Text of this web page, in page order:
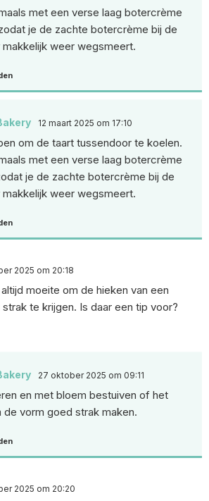
met een verse laag botercrème
je de zachte botercrème bij de
makkelijk weer wegsmeert.
12 maart 2025 om 17:10
om de taart tussendoor te koelen.
met een verse laag botercrème
je de zachte botercrème bij de
makkelijk weer wegsmeert.
2025 om 20:18
moeite om de hieken van een
te krijgen. Is daar een tip voor?
27 oktober 2025 om 09:11
en met bloem bestuiven of het
de vorm goed strak maken.
2025 om 20:20